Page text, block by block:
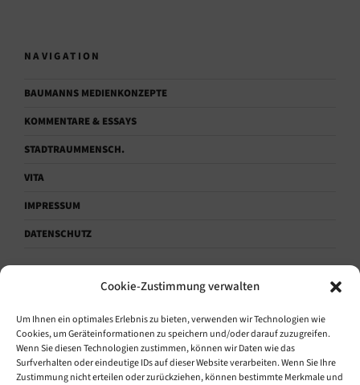
Cookie-Zustimmung verwalten
Um Ihnen ein optimales Erlebnis zu bieten, verwenden wir Technologien wie
Cookies, um Geräteinformationen zu speichern und/oder darauf zuzugreifen.
Wenn Sie diesen Technologien zustimmen, können wir Daten wie das
Surfverhalten oder eindeutige IDs auf dieser Website verarbeiten. Wenn Sie Ihre
Zustimmung nicht erteilen oder zurückziehen, können bestimmte Merkmale und
NAVIGATION
BAUMANNS MEDIENKONZEPTE
KOMMENTARE & ESSAYS
STADTRAUMMENSCH.
VITA
IMPRESSUM
DATENSCHUTZ
KONTAKTAUFNAHME.
Sprechen.
+49 (0) 171 1864628